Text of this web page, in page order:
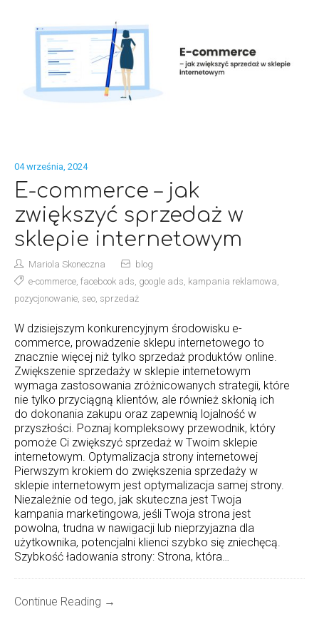
04 września, 2024
E-commerce – jak
zwiększyć sprzedaż w
sklepie internetowym
Mariola Skoneczna
blog
e-commerce, facebook ads, google ads, kampania reklamowa,
pozycjonowanie, seo, sprzedaż
W dzisiejszym konkurencyjnym środowisku e-
commerce, prowadzenie sklepu internetowego to
znacznie więcej niż tylko sprzedaż produktów online.
Zwiększenie sprzedaży w sklepie internetowym
wymaga zastosowania zróżnicowanych strategii, które
nie tylko przyciągną klientów, ale również skłonią ich
do dokonania zakupu oraz zapewnią lojalność w
przyszłości. Poznaj kompleksowy przewodnik, który
pomoże Ci zwiększyć sprzedaż w Twoim sklepie
internetowym. Optymalizacja strony internetowej
Pierwszym krokiem do zwiększenia sprzedaży w
sklepie internetowym jest optymalizacja samej strony.
Niezależnie od tego, jak skuteczna jest Twoja
kampania marketingowa, jeśli Twoja strona jest
powolna, trudna w nawigacji lub nieprzyjazna dla
użytkownika, potencjalni klienci szybko się zniechęcą.
Szybkość ładowania strony: Strona, która…
Continue Reading →